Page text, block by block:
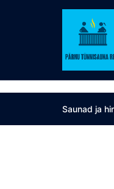
Saunad ja